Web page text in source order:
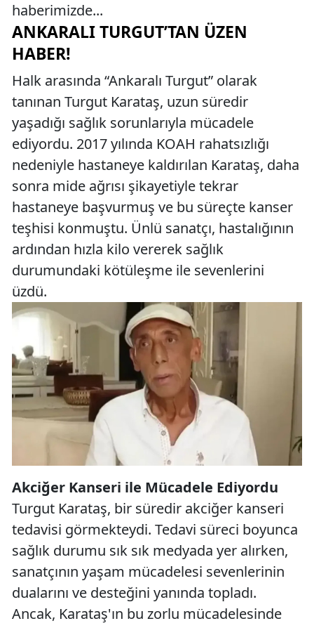
haberimizde...
ANKARALI TURGUT’TAN ÜZEN
HABER!
Halk arasında “Ankaralı Turgut” olarak
tanınan Turgut Karataş, uzun süredir
yaşadığı sağlık sorunlarıyla mücadele
ediyordu. 2017 yılında KOAH rahatsızlığı
nedeniyle hastaneye kaldırılan Karataş, daha
sonra mide ağrısı şikayetiyle tekrar
hastaneye başvurmuş ve bu süreçte kanser
teşhisi konmuştu. Ünlü sanatçı, hastalığının
ardından hızla kilo vererek sağlık
durumundaki kötüleşme ile sevenlerini
üzdü.
Akciğer Kanseri ile Mücadele Ediyordu
Turgut Karataş, bir süredir akciğer kanseri
tedavisi görmekteydi. Tedavi süreci boyunca
sağlık durumu sık sık medyada yer alırken,
sanatçının yaşam mücadelesi sevenlerinin
dualarını ve desteğini yanında topladı.
Ancak, Karataş'ın bu zorlu mücadelesinde